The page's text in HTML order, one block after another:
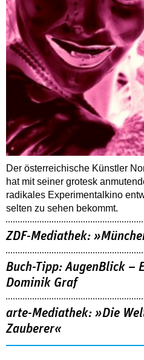
Der österreichische Künstler
hat mit seiner grotesk
radikales Experimentalkino
selten zu sehen bekommt.
ZDF-Mediathek:
Buch-Tipp: AugenBlick –
Dominik Graf
arte-Mediathek: »Die
Zauberer«